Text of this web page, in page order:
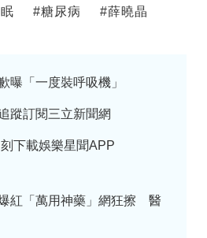
#糖尿病 #薛曉晶
「一度裝呼吸機」
蹤訂閱三立新聞網
下載娛樂星聞APP
紅「萬用神藥」網狂擦 醫